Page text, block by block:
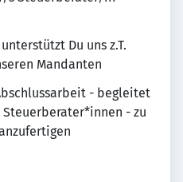
Du uns z.T.
Mandanten
- begleitet
- zu